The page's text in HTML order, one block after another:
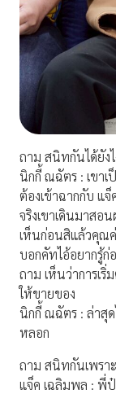
ถาม สนิทกันได้ยังไ
นิกกี้ ณฉัตร : เขา
ต้องเข้าฉากกับ แ
จริงเขาเดินมาส
เห็นก่อนสิแล้วคุณ
บอกคัทไอ้อยากรู้ก่
ถาม เห็นว่าการเ
ให้ขายของ
นิกกี้ ณฉัตร : ล่าสุ
หลอก
ถาม สนิทกันเพรา
แจ็ค เฉลิมพล : พี่ป๋